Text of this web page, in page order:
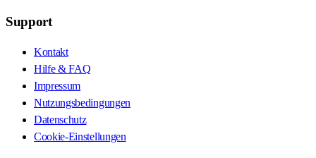
Support
Kontakt
Hilfe & FAQ
Impressum
Nutzungsbedingungen
Datenschutz
Cookie-Einstellungen